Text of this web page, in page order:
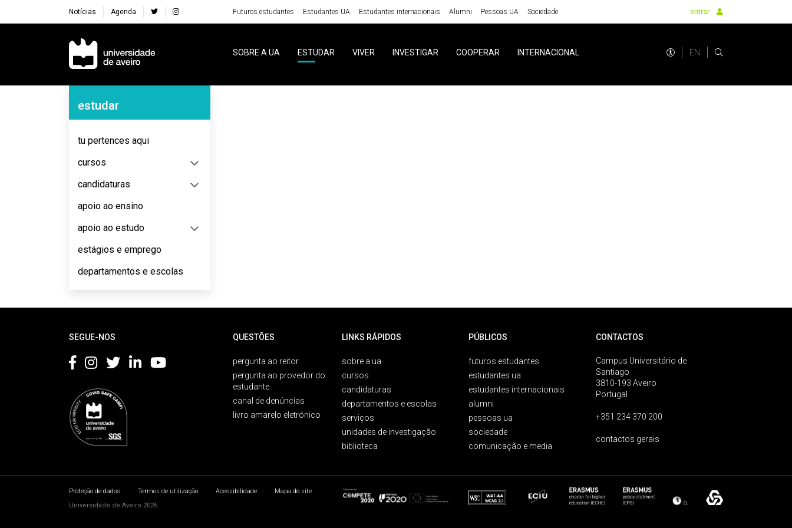
Notícias Agenda Futuros estudantes Estudantes UA Estudantes internacionais Alumni Pessoas UA Sociedade entrar
Navegação Principal
SOBRE A UA ESTUDAR VIVER INVESTIGAR COOPERAR INTERNACIONAL EN
Navegação Lateral
estudar
tu pertences aqui
cursos
candidaturas
apoio ao ensino
apoio ao estudo
estágios e emprego
departamentos e escolas
SEGUE-NOS QUESTÕES
pergunta ao reitor
pergunta ao provedor do
estudante
canal de denúncias
livro amarelo eletrónico
LINKS RÁPIDOS
sobre a ua
cursos
candidaturas
departamentos e escolas
serviços
unidades de investigação
biblioteca
PÚBLICOS
futuros estudantes
estudantes ua
estudantes internacionais
alumni
pessoas ua
sociedade
comunicação e media
CONTACTOS
Campus Universitário de
Santiago
3810-193 Aveiro
Portugal
+351 234 370 200
contactos gerais
Proteção de dados Termos de utilização Acessibilidade
Mapa do site
Universidade de Aveiro 2026